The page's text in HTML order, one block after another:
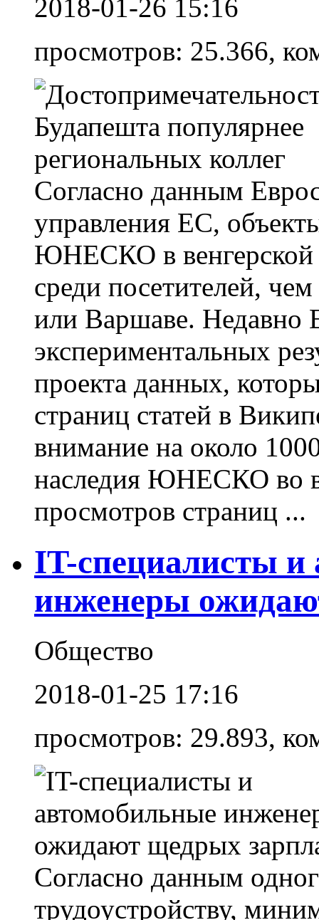
2018-01-26 15:16
просмотров: 25.366,
Согласно данным
управления ЕС,
ЮНЕСКО в венгерской
среди посетителей,
или Варшаве. Недавно
экспериментальных
проекта данных,
страниц статей в
внимание на около
наследия ЮНЕСКО во
просмотров страниц ...
IT-специалисты и
инженеры
Общество
2018-01-25 17:16
просмотров: 29.893,
Согласно данным
трудоустройству,